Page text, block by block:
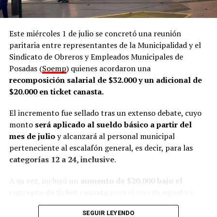
El director comentó que la Oficina de Empleo funciona
dentro de la Dirección de Empleo y Formación, que
también nuclea a la Oficina de Datos de la Municipalidad
de posadeña. En ese marco, señaló que el área desarrolla
tres líneas de trabajo.
De acuerdo con lo que contó Abrazian aLVM, la primera
línea de trabajo es laintermediación laboral
consiste en acompañar a quienes buscan empleo y, al
mismo tiempo, asistir a las empresas en los procesos de
selección de personal.
“Conectar a las personas que están en búsqueda de
empleo y que se acercan acá a dejarnos su CV y
orientarlos en la búsqueda, y por otro lado conectar con
El funcionario indicó que el acompañamiento comienza
Este miércoles 1 de julio se concretó una reunión
paritaria entre representantes de la Municipalidad y el
Sindicato de Obreros y Empleados Municipales de
Posadas (Soemp) quienes acordaron una
recomposición salarial de $32.000 y un adicional de
$20.000 en ticket canasta.
El incremento fue sellado tras un extenso debate, cuyo
monto será aplicado al sueldo básico a partir del
mes de julioy alcanzará al personal municipal
perteneciente al escalafón general, es decir, para las
categorías 12 a 24, inclusive.
A su vez, incluyó un aumento de $20.000 bajo el
otro pago adicional similar de $20.000, bajo el mismo
SEGUIR LEYENDO